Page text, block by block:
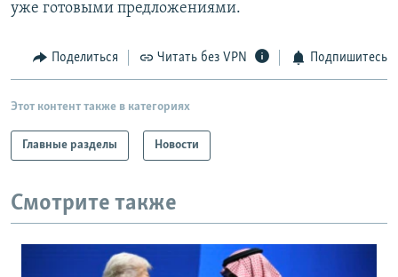
Все сайты РСЕ/РС
уже готовыми предложениями.
Поделиться Читать без VPN Подпишитесь
Этот контент также в категориях
Главные разделы Новости
Смотрите также